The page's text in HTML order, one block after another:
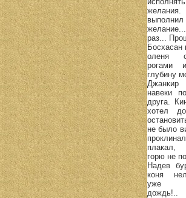
желания.
раз...
Босхасан
оленя
рогами
глубину
навеки
друга.
хотел
не было
плакал,
горю не
Надев
коня
уже
дождь!..